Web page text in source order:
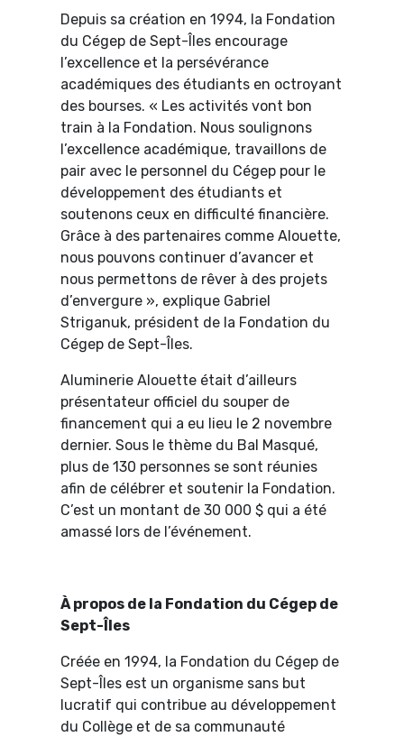
Depuis sa création en 1994, la Fondation
du Cégep de Sept-Îles encourage
l’excellence et la persévérance
académiques des étudiants en octroyant
des bourses. « Les activités vont bon
train à la Fondation. Nous soulignons
l’excellence académique, travaillons de
pair avec le personnel du Cégep pour le
développement des étudiants et
soutenons ceux en difficulté financière.
Grâce à des partenaires comme Alouette,
nous pouvons continuer d’avancer et
nous permettons de rêver à des projets
d’envergure », explique Gabriel
Striganuk, président de la Fondation du
Cégep de Sept-Îles.
Aluminerie Alouette était d’ailleurs
présentateur officiel du souper de
financement qui a eu lieu le 2 novembre
dernier. Sous le thème du Bal Masqué,
plus de 130 personnes se sont réunies
afin de célébrer et soutenir la Fondation.
C’est un montant de 30 000 $ qui a été
amassé lors de l’événement.
À propos de la Fondation du Cégep de
Sept-Îles
Créée en 1994, la Fondation du Cégep de
Sept-Îles est un organisme sans but
lucratif qui contribue au développement
du Collège et de sa communauté
La fondation
Bourses